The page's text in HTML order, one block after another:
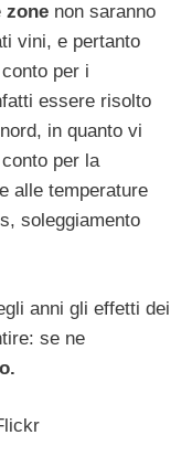
zone non saranno
vini, e pertanto
per i
essere risolto
in quanto vi
per la
alle temperature
soleggiamento
anni gli effetti dei
se ne